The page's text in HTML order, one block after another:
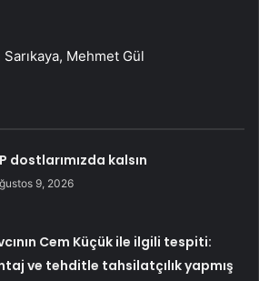
Mehmet Gül
dostlarımızda kalsın
9, 2026
Cem Küçük ile ilgili tespiti:
ve tehditle tahsilatçılık yapmış